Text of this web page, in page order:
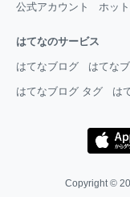
公式アカウント ホッ
はてなのサービス
はてなブログ はてな
はてなブログ タグ は
Copyright ©